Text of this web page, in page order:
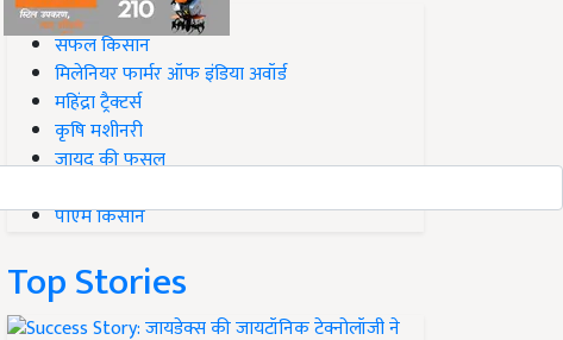
#Top on Krishi Jagran
सफल किसान
मिलेनियर फार्मर ऑफ इंडिया अवॉर्ड
महिंद्रा ट्रैक्टर्स
कृषि मशीनरी
जायद की फसल
पीएम किसान
Top Stories